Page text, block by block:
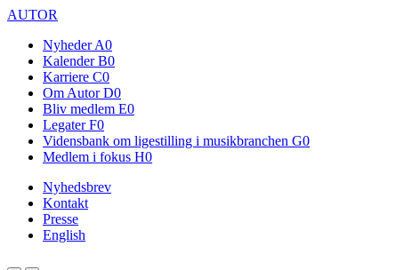
AUTOR
Nyheder A0
Kalender B0
Karriere C0
Om Autor D0
Bliv medlem E0
Legater F0
Vidensbank om ligestilling i musikbranchen G0
Medlem i fokus H0
Nyhedsbrev
Kontakt
Presse
English